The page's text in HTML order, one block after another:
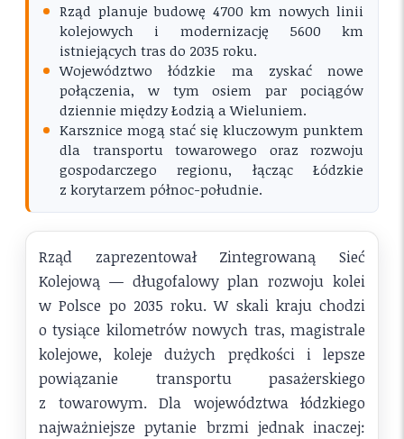
Rząd planuje budowę 4700 km nowych linii
kolejowych i modernizację 5600 km
istniejących tras do 2035 roku.
Województwo łódzkie ma zyskać nowe
połączenia, w tym osiem par pociągów
dziennie między Łodzią a Wieluniem.
Karsznice mogą stać się kluczowym punktem
dla transportu towarowego oraz rozwoju
gospodarczego regionu, łącząc Łódzkie
z korytarzem północ-południe.
Rząd zaprezentował Zintegrowaną Sieć
Kolejową — długofalowy plan rozwoju kolei
w Polsce po 2035 roku. W skali kraju chodzi
o tysiące kilometrów nowych tras, magistrale
kolejowe, koleje dużych prędkości i lepsze
powiązanie transportu pasażerskiego
z towarowym. Dla województwa łódzkiego
najważniejsze pytanie brzmi jednak inaczej: